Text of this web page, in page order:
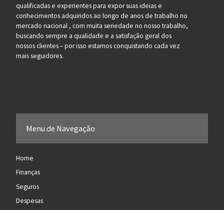
qualificadas e experientes para expor suas ideias e
conhecimentos adquiridos ao longo de anos de trabalho no
mercado nacional , com muita seriedade no nosso trabalho,
buscando sempre a qualidade e a satisfação geral dos
nossos clientes – por isso estamos conquistando cada vez
mais seguidores.
Menu de Navegação
Home
Finanças
Seguros
Despesas